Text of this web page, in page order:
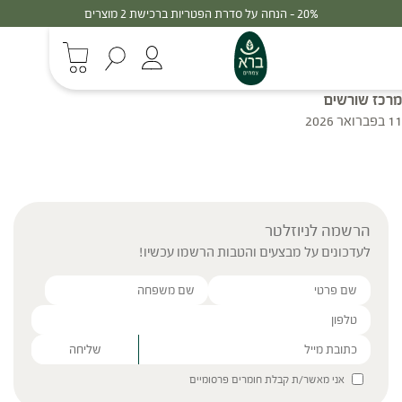
20% - הנחה על סדרת הפטריות ברכישת 2 מוצרים
מרכז שורשים
11 בפברואר 2026
הרשמה לניוזלטר
לעדכונים על מבצעים והטבות הרשמו עכשיו!
Please leave this field empty.
אני מאשר/ת קבלת חומרים פרסומיים